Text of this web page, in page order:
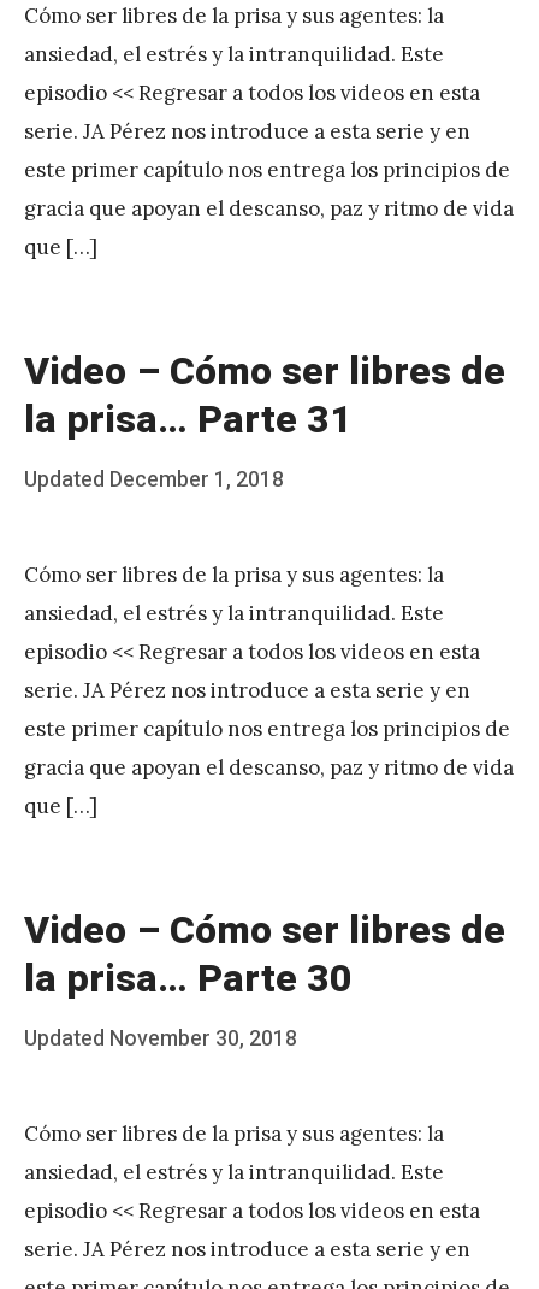
J
A
P
é
r
e
z
Cómo ser libres de la prisa y sus agentes: la
ansiedad, el estrés y la intranquilidad. Este
episodio << Regresar a todos los videos en esta
serie. JA Pérez nos introduce a esta serie y en
este primer capítulo nos entrega los principios de
gracia que apoyan el descanso, paz y ritmo de vida
que […]
Video – Cómo ser libres de
la prisa… Parte 31
Posted
Updated December 1, 2018
b
J
A
P
é
r
e
z
Cómo ser libres de la prisa y sus agentes: la
ansiedad, el estrés y la intranquilidad. Este
episodio << Regresar a todos los videos en esta
serie. JA Pérez nos introduce a esta serie y en
este primer capítulo nos entrega los principios de
gracia que apoyan el descanso, paz y ritmo de vida
que […]
Video – Cómo ser libres de
la prisa… Parte 30
Posted
Updated November 30, 2018
b
J
A
P
é
Cómo ser libres de la prisa y sus agentes: la
ansiedad, el estrés y la intranquilidad. Este
episodio << Regresar a todos los videos en esta
serie. JA Pérez nos introduce a esta serie y en